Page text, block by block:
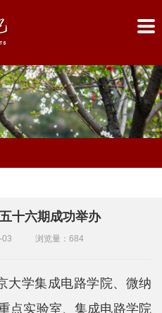
十六期成功举办
03 浏览量： 684
大学集成电路学院、微纳
点实验室、集成电路学院